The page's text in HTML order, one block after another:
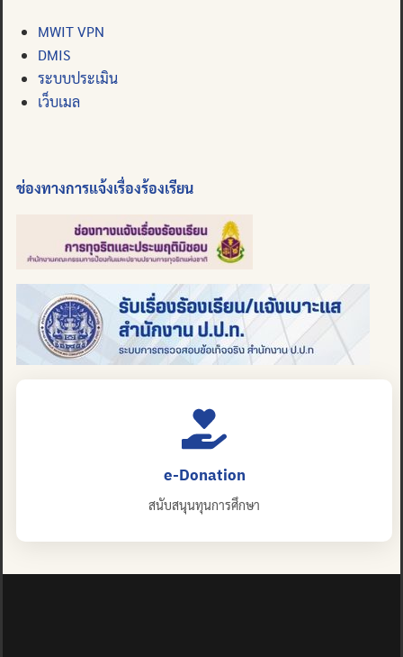
MWIT VPN
DMIS
ระบบประเมิน
เว็บเมล
ช่องทางการแจ้งเรื่องร้องเรียน
e-Donation
สนับสนุนทุนการศึกษา